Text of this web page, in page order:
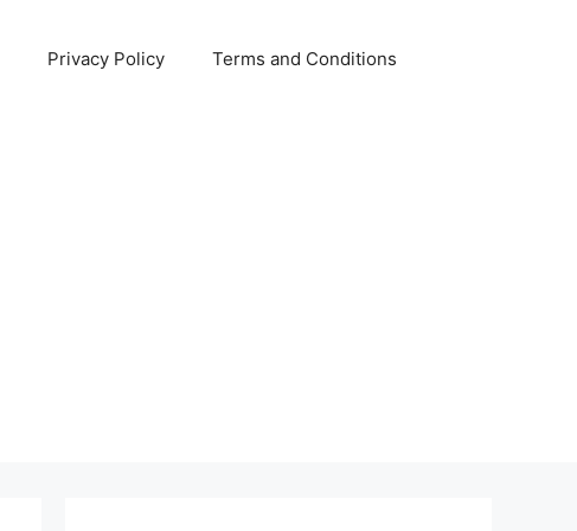
Privacy Policy Terms and Conditions